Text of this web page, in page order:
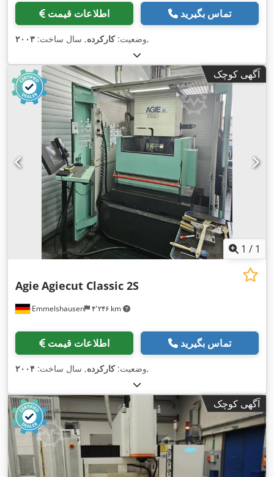
اطلاعات قیمت تماس بگیرید
وضعیت:کارکرده, سال ساخت: ۲۰۰۳ ,
آگهی کوچک
1 / 1
Emmelshausen ۴٬۲۴۶ km
Agie Agiecut Classic 2S
اطلاعات قیمت تماس بگیرید
وضعیت:کارکرده, سال ساخت: ۲۰۰۴ ,
آگهی کوچک